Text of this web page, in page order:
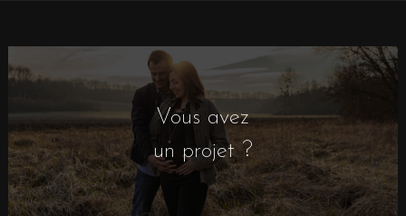
Vous avez
un projet ?